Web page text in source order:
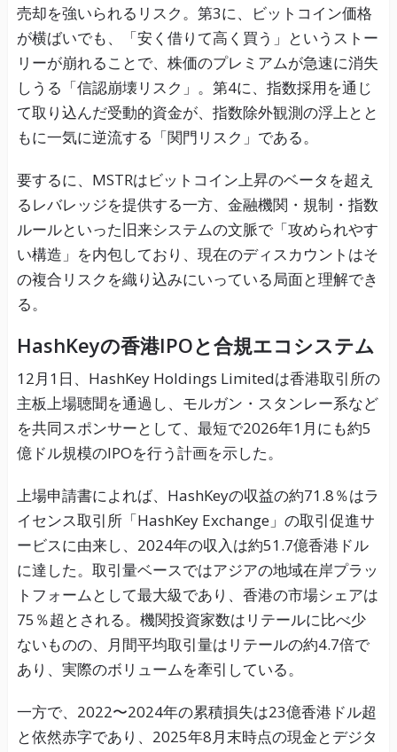
売却を強いられるリスク。第3に、ビットコイン価格
が横ばいでも、「安く借りて高く買う」というストー
リーが崩れることで、株価のプレミアムが急速に消失
しうる「信認崩壊リスク」。第4に、指数採用を通じ
て取り込んだ受動的資金が、指数除外観測の浮上とと
もに一気に逆流する「関門リスク」である。
要するに、MSTRはビットコイン上昇のベータを超え
るレバレッジを提供する一方、金融機関・規制・指数
ルールといった旧来システムの文脈で「攻められやす
い構造」を内包しており、現在のディスカウントはそ
の複合リスクを織り込みにいっている局面と理解でき
る。
HashKeyの香港IPOと合規エコシステム
12月1日、HashKey Holdings Limitedは香港取引所の
主板上場聴聞を通過し、モルガン・スタンレー系など
を共同スポンサーとして、最短で2026年1月にも約5
億ドル規模のIPOを行う計画を示した。
上場申請書によれば、HashKeyの収益の約71.8％はラ
イセンス取引所「HashKey Exchange」の取引促進サ
ービスに由来し、2024年の収入は約51.7億香港ドル
に達した。取引量ベースではアジアの地域在岸プラッ
トフォームとして最大級であり、香港の市場シェアは
75％超とされる。機関投資家数はリテールに比べ少
ないものの、月間平均取引量はリテールの約4.7倍で
あり、実際のボリュームを牽引している。
一方で、2022〜2024年の累積損失は23億香港ドル超
と依然赤字であり、2025年8月末時点の現金とデジタ